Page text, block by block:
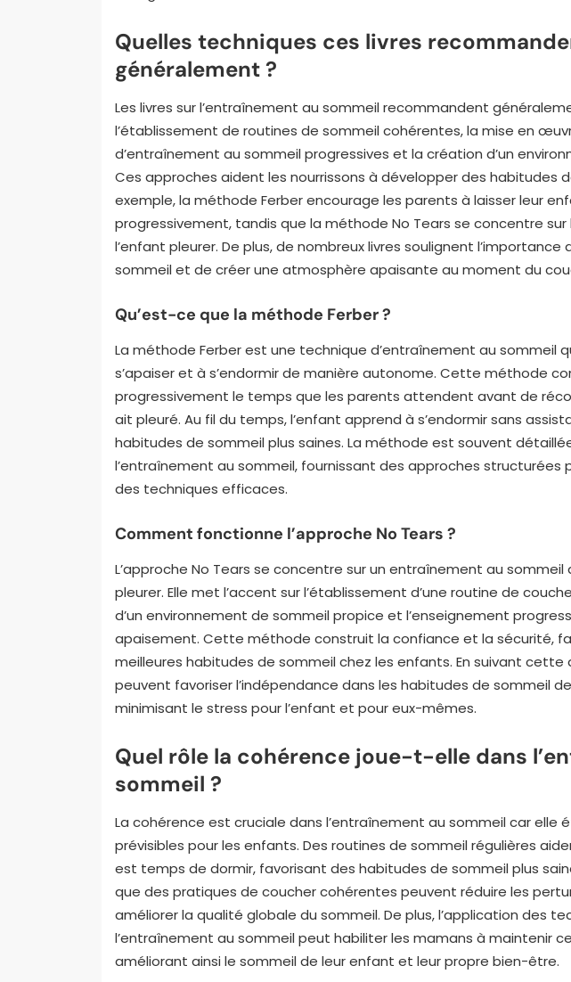
Quelles techniques ces livres
généralement ?
Les livres sur l’entraînement au sommeil recommandent
l’établissement de routines de sommeil cohérentes, la mise en
d’entraînement au sommeil progressives et la création d’un
Ces approches aident les nourrissons à développer des habitudes
exemple, la méthode Ferber encourage les parents à laisser leur
progressivement, tandis que la méthode No Tears se concentre
l’enfant pleurer. De plus, de nombreux livres soulignent
sommeil et de créer une atmosphère apaisante au moment du
Qu’est-ce que la méthode Ferber ?
La méthode Ferber est une technique d’entraînement au sommeil
s’apaiser et à s’endormir de manière autonome. Cette méthode
progressivement le temps que les parents attendent avant de
ait pleuré. Au fil du temps, l’enfant apprend à s’endormir sans
habitudes de sommeil plus saines. La méthode est souvent
l’entraînement au sommeil, fournissant des approches structurées
des techniques efficaces.
Comment fonctionne l’approche No Tears ?
L’approche No Tears se concentre sur un entraînement au sommeil
pleurer. Elle met l’accent sur l’établissement d’une routine de
d’un environnement de sommeil propice et l’enseignement
apaisement. Cette méthode construit la confiance et la sécurité,
meilleures habitudes de sommeil chez les enfants. En suivant cette
peuvent favoriser l’indépendance dans les habitudes de sommeil
minimisant le stress pour l’enfant et pour eux-mêmes.
Quel rôle la cohérence joue-t-elle dans
sommeil ?
La cohérence est cruciale dans l’entraînement au sommeil car elle
prévisibles pour les enfants. Des routines de sommeil régulières
est temps de dormir, favorisant des habitudes de sommeil plus
que des pratiques de coucher cohérentes peuvent réduire les
améliorer la qualité globale du sommeil. De plus, l’application des
l’entraînement au sommeil peut habiliter les mamans à maintenir
améliorant ainsi le sommeil de leur enfant et leur propre bien-être.